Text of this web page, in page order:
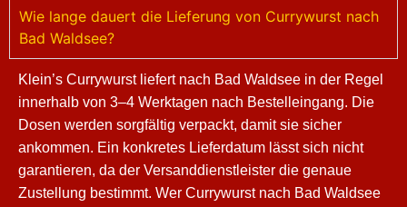
Wie lange dauert die Lieferung von Currywurst nach
Bad Waldsee?
Klein’s Currywurst liefert nach Bad Waldsee in der Regel
innerhalb von 3–4 Werktagen nach Bestelleingang. Die
Dosen werden sorgfältig verpackt, damit sie sicher
ankommen. Ein konkretes Lieferdatum lässt sich nicht
garantieren, da der Versanddienstleister die genaue
Zustellung bestimmt. Wer Currywurst nach Bad Waldsee